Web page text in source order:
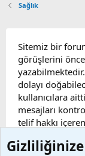
Sağlık
Sitemiz bir
görüşlerini
dolayı
kullanıcılara
mesajları
telif hakkı
kaldırılacaktır.